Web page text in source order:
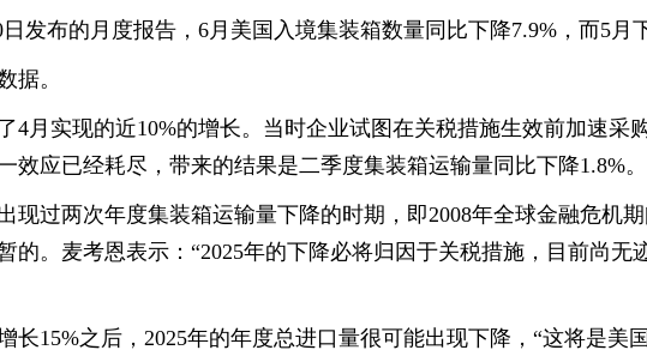
发布的月度报告，6月美国入境集装箱数量同比下降7.9%，而5月下
据。
4月实现的近10%的增长。当时企业试图在关税措施生效前加速采
效应已经耗尽，带来的结果是二季度集装箱运输量同比下降1.8%。
现过两次年度集装箱运输量下降的时期，即2008年全球金融危机
的。麦考恩表示：“2025年的下降必将归因于关税措施，目前尚无
长15%之后，2025年的年度总进口量很可能出现下降，“这将是美